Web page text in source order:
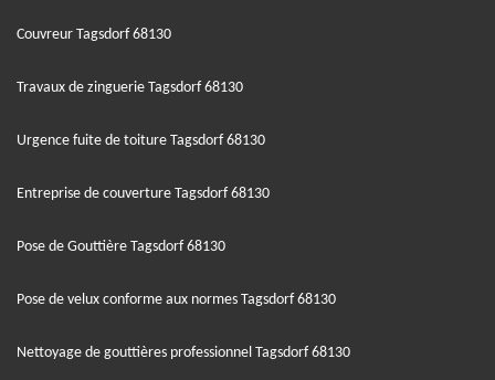
Couvreur Tagsdorf 68130
Travaux de zinguerie Tagsdorf 68130
Urgence fuite de toiture Tagsdorf 68130
Entreprise de couverture Tagsdorf 68130
Pose de Gouttière Tagsdorf 68130
Pose de velux conforme aux normes Tagsdorf 68130
Nettoyage de gouttières professionnel Tagsdorf 68130